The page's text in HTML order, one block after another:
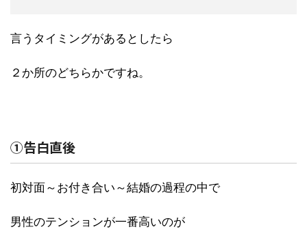
言うタイミングがあるとしたら
２か所のどちらかですね。
①告白直後
初対面～お付き合い～結婚の過程の中で
男性のテンションが一番高いのが